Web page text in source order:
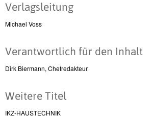
Verlagsleitung
Michael Voss
Verantwortlich für den Inhalt
Dirk Biermann, Chefredakteur
Weitere Titel
IKZ-HAUSTECHNIK